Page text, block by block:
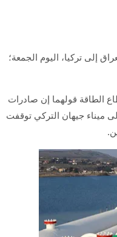
إلى تركيا، اليوم الجمعة؛
الطاقة قولهما إن صادرات
ميناء جيهان التركي توقفت